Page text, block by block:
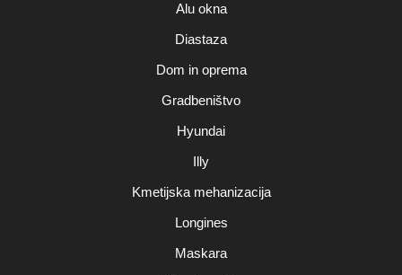
Alu okna
Diastaza
Dom in oprema
Gradbeništvo
Hyundai
Illy
Kmetijska mehanizacija
Longines
Maskara